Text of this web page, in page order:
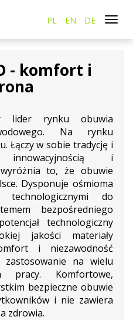
PL EN DE
- komfort i
lider rynku obuwia
Na rynku
Łączy w sobie tradycję i
i
to, że obuwie
Dysponuje ośmioma
technologicznymi do
bezpośredniego
technologiczny
jakości materiały
i niezawodność
na wielu
pracy. Komfortowe,
bezpieczne obuwie
i nie zawiera
zdrowia.